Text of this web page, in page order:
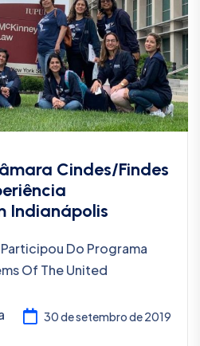
Cindes/Findes
Indianápolis
Do Programa
Of The United
30 de setembro de 2019